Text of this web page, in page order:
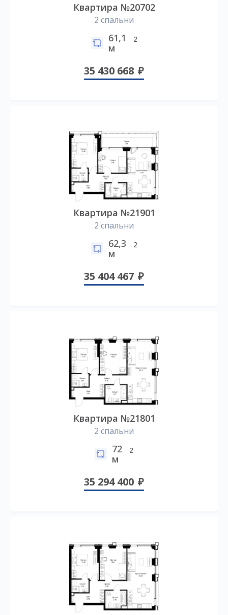
Квартира №20702
2 спальни
61,1
м
2
35 430 668
Квартира №21901
2 спальни
62,3
м
2
35 404 467
Квартира №21801
2 спальни
72
м
2
35 294 400